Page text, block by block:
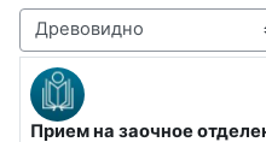
Режим отображения
Прием на заочное
Количество ответов: 0